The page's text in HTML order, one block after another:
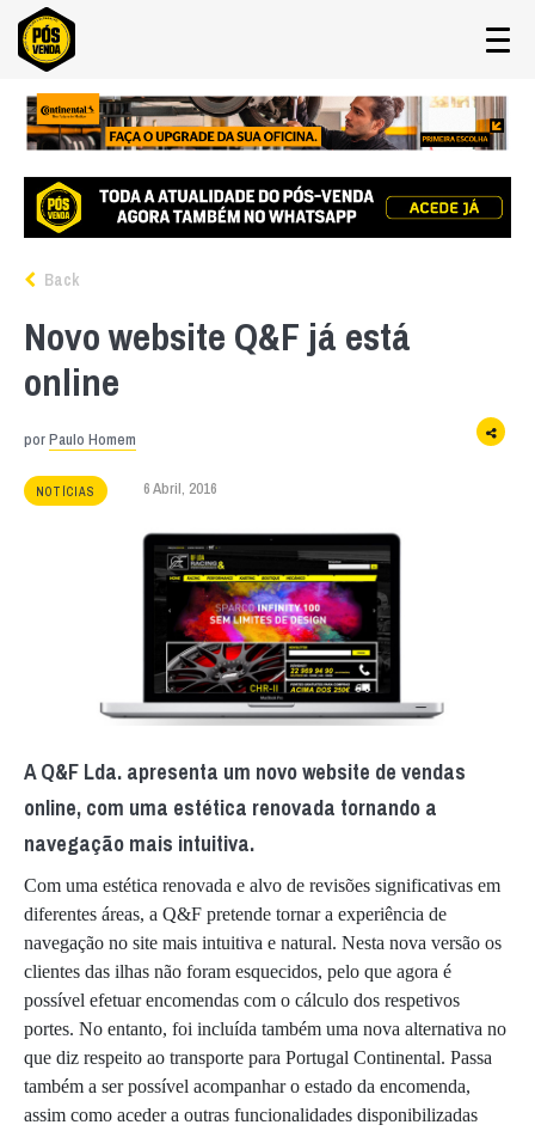
Back
Novo website Q&F já está
online
porPaulo Homem
NOTÍCIAS 6 Abril, 2016
A Q&F Lda. apresenta um novo website de vendas
online, com uma estética renovada tornando a
navegação mais intuitiva.
Com uma estética renovada e alvo de revisões significativas em
diferentes áreas, a Q&F pretende tornar a experiência de
navegação no site mais intuitiva e natural. Nesta nova versão os
clientes das ilhas não foram esquecidos, pelo que agora é
possível efetuar encomendas com o cálculo dos respetivos
portes. No entanto, foi incluída também uma nova alternativa no
que diz respeito ao transporte para Portugal Continental. Passa
também a ser possível acompanhar o estado da encomenda,
assim como aceder a outras funcionalidades disponibilizadas